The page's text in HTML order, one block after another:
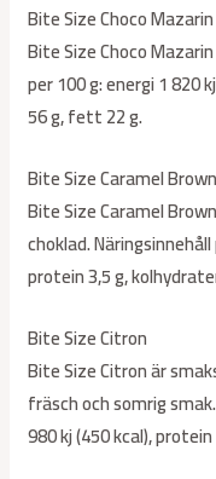
Bite Size Choco Mazarin
Bite Size Choco
per 100 g: energi 1 820
56 g, fett 22 g.
Bite Size Caramel
Bite Size Caramel
choklad.
protein 3,5 g,
Bite Size Citron
Bite Size Citron är
fräsch och somrig
980 kj (450 kcal),